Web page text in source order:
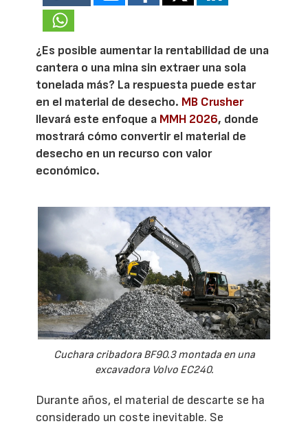
¿Es posible aumentar la rentabilidad de una
cantera o una mina sin extraer una sola
tonelada más? La respuesta puede estar
en el material de desecho. MB Crusher
llevará este enfoque a MMH 2026, donde
mostrará cómo convertir el material de
desecho en un recurso con valor
económico.
Cuchara cribadora BF90.3 montada en una
excavadora Volvo EC240.
Durante años, el material de descarte se ha
considerado un coste inevitable. Se